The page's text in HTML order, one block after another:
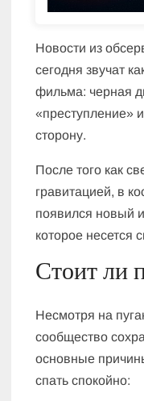
Новости из
сегодня звучат
фильма: черная
«преступление»
сторону.
После того как
гравитацией, в
появился новый
которое несется
Стоит ли
Несмотря на
сообщество
основные
спать спокойно: